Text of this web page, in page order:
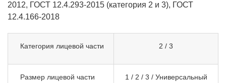
2012, ГОСТ 12.4.293-2015 (категория 2 и 3), ГОСТ
12.4.166-2018
Категория лицевой части 2 / 3
Размер лицевой части 1 / 2 / 3 / Универсальный